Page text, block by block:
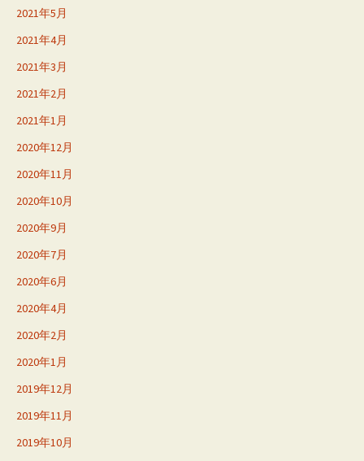
2021年5月
2021年4月
2021年3月
2021年2月
2021年1月
2020年12月
2020年11月
2020年10月
2020年9月
2020年7月
2020年6月
2020年4月
2020年2月
2020年1月
2019年12月
2019年11月
2019年10月